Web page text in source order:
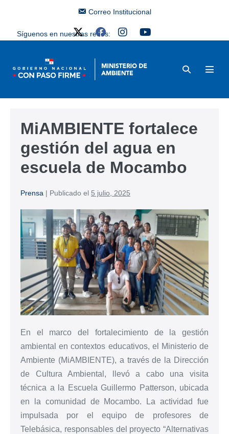
Correo Institucional
Síguenos en nuestras redes:
MiAMBIENTE fortalece
gestión del agua en
escuela de Mocambo
Prensa | Publicado el 5 julio, 2025
En el marco del fortalecimiento de la gestión
ambiental en contextos educativos, el Ministerio de
Ambiente (MiAMBIENTE), a través de la Dirección
de Cultura Ambiental, llevó a cabo una visita
técnica a la Escuela Guillermo Patterson, ubicada
en la comunidad de Mocambo. La actividad fue
impulsada por el equipo de profesores de
Telebásica, responsables del proyecto “Alternativas